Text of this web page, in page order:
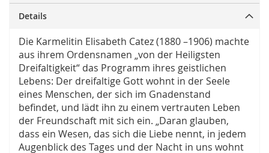
Details
Die Karmelitin Elisabeth Catez (1880 –1906) machte
aus ihrem Ordensnamen „von der Heiligsten
Dreifaltigkeit“ das Programm ihres geistlichen
Lebens: Der dreifaltige Gott wohnt in der Seele
eines Menschen, der sich im Gnadenstand
befindet, und lädt ihn zu einem vertrauten Leben
der Freundschaft mit sich ein. „Daran glauben,
dass ein Wesen, das sich die Liebe nennt, in jedem
Augenblick des Tages und der Nacht in uns wohnt